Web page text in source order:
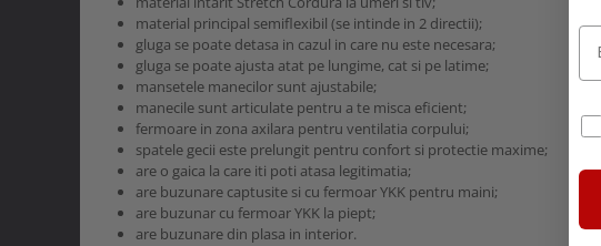
material principal semiflexibil (se intinde in 2 directii);
gluga se poate detasa in cazul in care nu este necesara;
gluga se poate ajusta atat pe lungime, cat si pe latime;
mansetele manecilor sunt ajustabile;
manecile sunt articulate pentru a te misca eficient;
fermoare in zona axilara pentru ventilatia corpului;
spatele gecii este prelungit pentru confort si protectie maxime;
are o gaica la care iti poti atasa legitimatia;
are buzunare captusite si cu fermoar YKK pentru maini;
are buzunar cu fermoar YKK la piept;
are buzunare din plasa in interior.